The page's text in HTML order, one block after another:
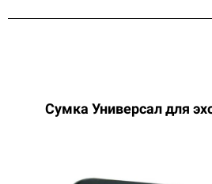
Сумка Универсал для